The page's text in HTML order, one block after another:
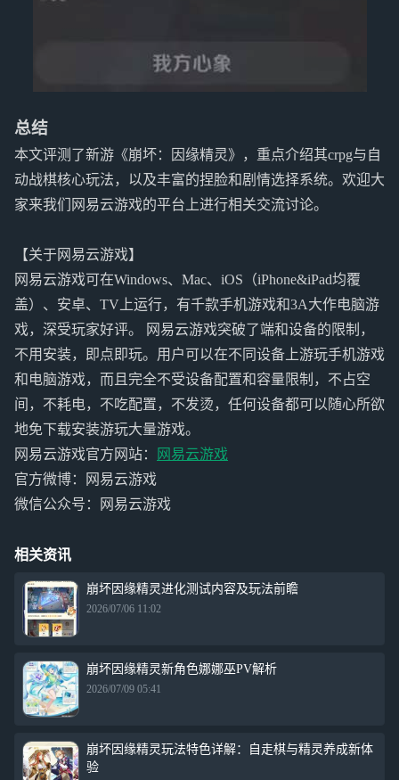
总结
本文评测了新游《崩坏：因缘精灵》，重点介绍其crpg与自
动战棋核心玩法，以及丰富的捏脸和剧情选择系统。欢迎大
家来我们网易云游戏的平台上进行相关交流讨论。
【关于网易云游戏】
网易云游戏可在Windows、Mac、iOS（iPhone&iPad均覆
盖）、安卓、TV上运行，有千款手机游戏和3A大作电脑游
戏，深受玩家好评。 网易云游戏突破了端和设备的限制，
不用安装，即点即玩。用户可以在不同设备上游玩手机游戏
和电脑游戏，而且完全不受设备配置和容量限制，不占空
间，不耗电，不吃配置，不发烫，任何设备都可以随心所欲
地免下载安装游玩大量游戏。
网易云游戏官方网站：
网易云游戏
官方微博：网易云游戏
微信公众号：网易云游戏
相关资讯
崩坏因缘精灵进化测试内容及玩法前瞻
2026/07/06 11:02
崩坏因缘精灵新角色娜娜巫PV解析
2026/07/09 05:41
崩坏因缘精灵玩法特色详解：自走棋与精灵养成新体
验